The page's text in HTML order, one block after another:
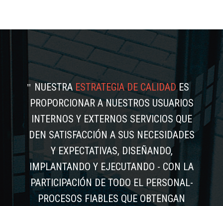
NUESTRAESTRATEGIA DE CALIDADES
PROPORCIONAR A NUESTROS USUARIOS
INTERNOS Y EXTERNOS SERVICIOS QUE
DEN SATISFACCIÓN A SUS NECESIDADES
Y EXPECTATIVAS, DISEÑANDO,
IMPLANTANDO Y EJECUTANDO - CON LA
PARTICIPACIÓN DE TODO EL PERSONAL-
PROCESOS FIABLES QUE OBTENGAN